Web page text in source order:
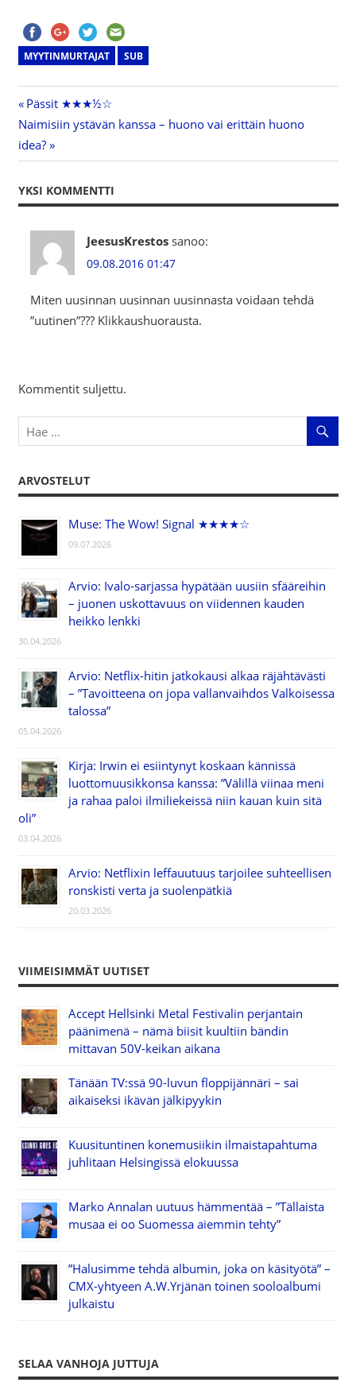
MYYTINMURTAJAT SUB
Artikkelien
selaus
Previous
Post:
Pässit ★★★½☆
Next
Post:
Naimisiin ystävän kanssa – huono vai erittäin huono
idea?
YKSI KOMMENTTI
JeesusKrestos sanoo:
09.08.2016 01:47
Miten uusinnan uusinnan uusinnasta voidaan tehdä
”uutinen”??? Klikkaushuorausta.
Kommentit suljettu.
ARVOSTELUT
Muse: The Wow! Signal ★★★★☆
09.07.2026
Arvio: Ivalo-sarjassa hypätään uusiin sfääreihin
– juonen uskottavuus on viidennen kauden
heikko lenkki
30.04.2026
Arvio: Netflix-hitin jatkokausi alkaa räjähtävästi
– ”Tavoitteena on jopa vallanvaihdos Valkoisessa
talossa”
05.04.2026
Kirja: Irwin ei esiintynyt koskaan kännissä
luottomuusikkonsa kanssa: ”Välillä viinaa meni
ja rahaa paloi ilmiliekeissä niin kauan kuin sitä
oli”
03.04.2026
Arvio: Netflixin leffauutuus tarjoilee suhteellisen
ronskisti verta ja suolenpätkiä
20.03.2026
VIIMEISIMMÄT UUTISET
Accept Hellsinki Metal Festivalin perjantain
päänimenä – nämä biisit kuultiin bändin
mittavan 50V-keikan aikana
Tänään TV:ssä 90-luvun floppijännäri – sai
aikaiseksi ikävän jälkipyykin
Kuusituntinen konemusiikin ilmaistapahtuma
juhlitaan Helsingissä elokuussa
Marko Annalan uutuus hämmentää – ”Tällaista
musaa ei oo Suomessa aiemmin tehty”
”Halusimme tehdä albumin, joka on käsityötä” –
CMX-yhtyeen A.W.Yrjänän toinen sooloalbumi
julkaistu
SELAA VANHOJA JUTTUJA